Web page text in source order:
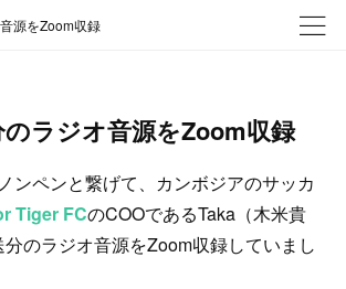
源をZoom収録
のラジオ音源をZoom収録
ンペンと繋げて、カンボジアのサッカ
Tiger FCのCOOであるTaka（木米貴
のラジオ音源をZoom収録していまし